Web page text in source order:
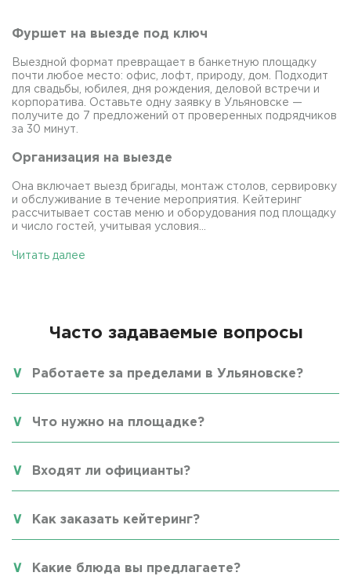
Фуршет на выезде под ключ
Выездной формат превращает в банкетную площадку
почти любое место: офис, лофт, природу, дом. Подходит
для свадьбы, юбилея, дня рождения, деловой встречи и
корпоратива. Оставьте одну заявку в Ульяновске —
получите до 7 предложений от проверенных подрядчиков
за 30 минут.
Организация на выезде
Она включает выезд бригады, монтаж столов, сервировку
и обслуживание в течение мероприятия. Кейтеринг
рассчитывает состав меню и оборудования под площадку
и число гостей, учитывая условия...
Читать далее
Часто задаваемые вопросы
Работаете за пределами в Ульяновске?
Что нужно на площадке?
Входят ли официанты?
Как заказать кейтеринг?
Какие блюда вы предлагаете?